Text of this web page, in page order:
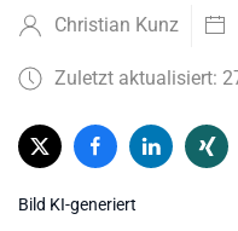
Christian Kunz
Zuletzt aktualisiert:
Bild KI-generiert